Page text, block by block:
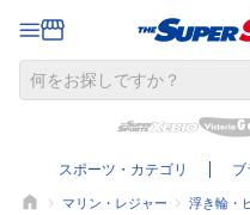
スポーツ・カテゴリ ブ
マリン・レジャー 浮き輪・